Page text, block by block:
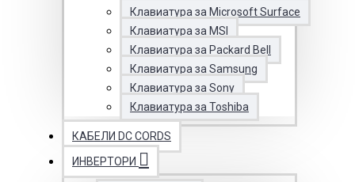
Клавиатура за Microsoft Surface
Клавиатура за MSI
Клавиатура за Packard Bell
Клавиатура за Samsung
Клавиатура за Sony
Клавиатура за Toshiba
КАБЕЛИ DC CORDS
ИНВЕРТОРИ